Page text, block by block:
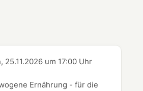
25.11.2026 um 17:00 Uhr
Ernährung - für die